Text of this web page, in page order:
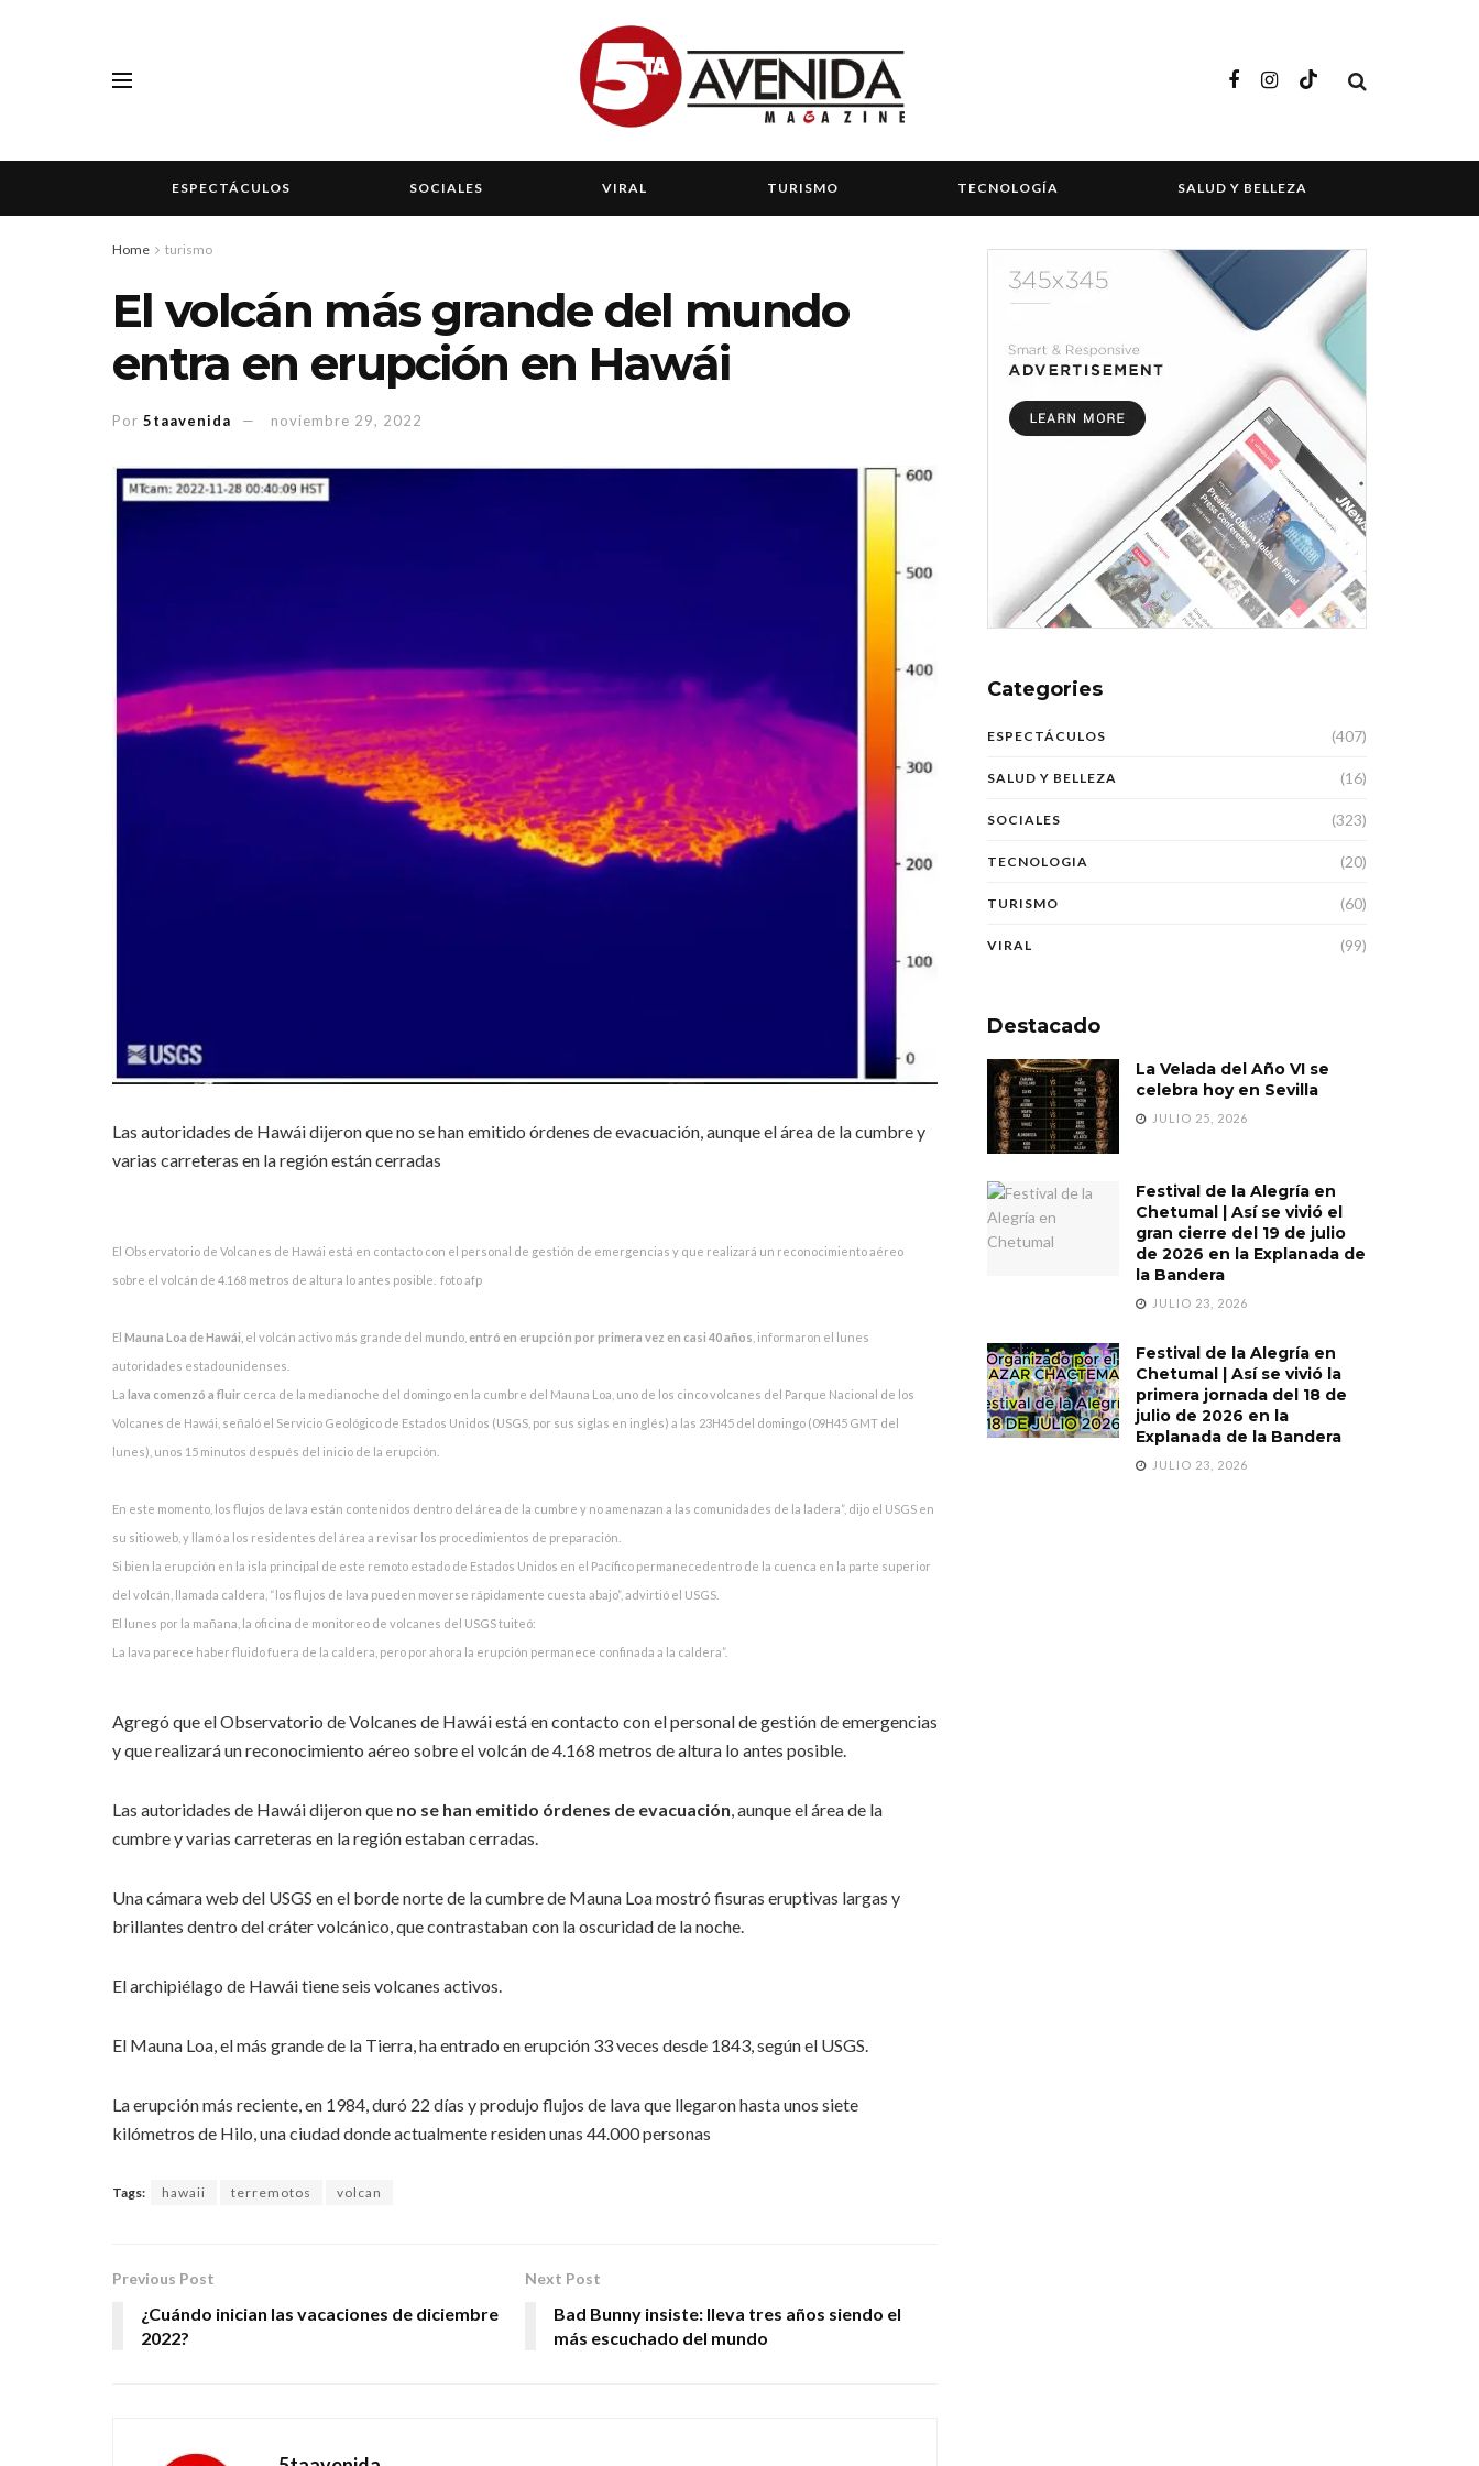
ESPECTÁCULOS SOCIALES VIRAL TURISMO TECNOLOGÍA SALUD Y BELLEZA
Home turismo
El volcán más grande del mundo
entra en erupción en Hawái
Por 5taavenida noviembre 29, 2022
Las autoridades de Hawái dijeron que no se han emitido órdenes de evacuación, aunque el área de la cumbre y
varias carreteras en la región están cerradas
El Observatorio de Volcanes de Hawái está en contacto con el personal de gestión de emergencias y que realizará un reconocimiento aéreo
sobre el volcán de 4.168 metros de altura lo antes posible. foto afp
El Mauna Loa de Hawái, el volcán activo más grande del mundo, entró en erupción por primera vez en casi 40 años , informaron el lunes
autoridades estadounidenses.
La lava comenzó a fluir cerca de la medianoche del domingo en la cumbre del Mauna Loa, uno de los cinco volcanes del Parque Nacional de los
Volcanes de Hawái, señaló el Servicio Geológico de Estados Unidos (USGS, por sus siglas en inglés) a las 23H45 del domingo (09H45 GMT del
lunes), unos 15 minutos después del inicio de la erupción.
En este momento, los flujos de lava están contenidos dentro del área de la cumbre y no amenazan a las comunidades de la ladera”, dijo el USGS en
su sitio web, y llamó a los residentes del área a revisar los procedimientos de preparación.
Si bien la erupción en la isla principal de este remoto estado de Estados Unidos en el Pacífico permanecedentro de la cuenca en la parte superior
del volcán, llamada caldera, “los flujos de lava pueden moverse rápidamente cuesta abajo”, advirtió el USGS.
El lunes por la mañana, la oficina de monitoreo de volcanes del USGS tuiteó:
La lava parece haber fluido fuera de la caldera, pero por ahora la erupción permanece confinada a la caldera”.
Agregó que el Observatorio de Volcanes de Hawái está en contacto con el personal de gestión de emergencias
y que realizará un reconocimiento aéreo sobre el volcán de 4.168 metros de altura lo antes posible.
Las autoridades de Hawái dijeron que no se han emitido órdenes de evacuación, aunque el área de la
cumbre y varias carreteras en la región estaban cerradas.
Una cámara web del USGS en el borde norte de la cumbre de Mauna Loa mostró fisuras eruptivas largas y
brillantes dentro del cráter volcánico, que contrastaban con la oscuridad de la noche.
El archipiélago de Hawái tiene seis volcanes activos.
El Mauna Loa, el más grande de la Tierra, ha entrado en erupción 33 veces desde 1843, según el USGS.
La erupción más reciente, en 1984, duró 22 días y produjo flujos de lava que llegaron hasta unos siete
kilómetros de Hilo, una ciudad donde actualmente residen unas 44.000 personas
Tags: hawaii terremotos volcan
Previous Post
¿Cuándo inician las vacaciones de diciembre
2022?
Next Post
Bad Bunny insiste: lleva tres años siendo el
más escuchado del mundo
Categories
ESPECTÁCULOS (407)
SALUD Y BELLEZA (16)
SOCIALES (323)
TECNOLOGIA (20)
TURISMO (60)
VIRAL (99)
Destacado
La Velada del Año VI se
celebra hoy en Sevilla
JULIO 25, 2026
Festival de la Alegría en
Chetumal | Así se vivió el
gran cierre del 19 de julio
de 2026 en la Explanada de
la Bandera
JULIO 23, 2026
Festival de la Alegría en
Chetumal | Así se vivió la
primera jornada del 18 de
julio de 2026 en la
Explanada de la Bandera
JULIO 23, 2026